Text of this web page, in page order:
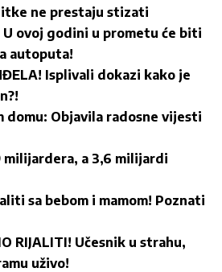
ne prestaju stizati
U ovoj godini u prometu će biti
autoputa!
Isplivali dokazi kako je
domu: Objavila radosne vijesti
milijardera, a 3,6 milijardi
sa bebom i mamom! Poznati
RIJALITI! Učesnik u strahu,
uživo!